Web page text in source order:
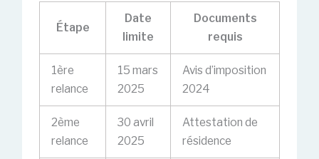
Étape
Date
limite
Documents
requis
1ère
relance
15 mars
2025
Avis d’imposition
2024
2ème
relance
30 avril
2025
Attestation de
résidence